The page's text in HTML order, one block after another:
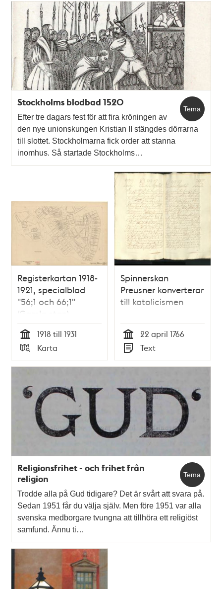
Tema
Stockholms blodbad 1520
Efter tre dagars fest för att fira kröningen av
den nye unionskungen Kristian II stängdes dörrarna
till slottet. Stockholmarna fick order att stanna
inomhus. Så startade Stockholms…
Registerkartan 1918-
1921, specialblad
"56;1 och 66;1"
(Gamla stan)
Tid
1918 till 1931
Typ
Karta
Spinnerskan
Preusner konverterar
till katolicismen
Tid
22 april 1766
Typ
Text
Tema
Religionsfrihet - och frihet från
religion
Trodde alla på Gud tidigare? Det är svårt att svara på.
Sedan 1951 får du välja själv. Men före 1951 var alla
svenska medborgare tvungna att tillhöra ett religiöst
samfund. Ännu ti…